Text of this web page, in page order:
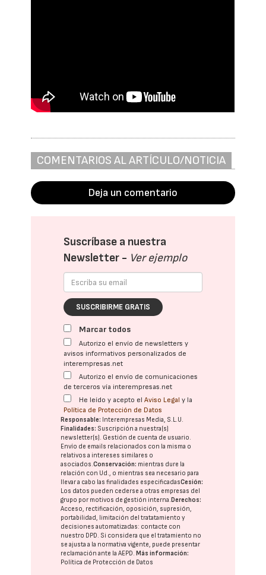
COMENTARIOS AL ARTÍCULO/NOTICIA
Deja un comentario
Suscríbase a nuestra
Newsletter - Ver ejemplo
SUSCRIBIRME GRATIS
Marcar todos
Autorizo el envío de newsletters y
avisos informativos personalizados de
interempresas.net
Autorizo el envío de comunicaciones
de terceros vía interempresas.net
He leído y acepto elAviso Legal y la
Política de Protección de Datos
Responsable: Interempresas Media, S.L.U.
Finalidades: Suscripción a nuestra(s)
newsletter(s). Gestión de cuenta de usuario.
Envío de emails relacionados con la misma o
relativos a intereses similares o
asociados.Conservación: mientras dure la
relación con Ud., o mientras sea necesario para
llevar a cabo las finalidades especificadasCesión:
Los datos pueden cederse a otras empresas del
grupo por motivos de gestión interna.Derechos:
Acceso, rectificación, oposición, supresión,
portabilidad, limitación del tratatamiento y
decisiones automatizadas: contacte con
nuestro DPD. Si considera que el tratamiento no
se ajusta a la normativa vigente, puede presentar
reclamación ante laAEPD.Más información:
Política de Protección de Datos